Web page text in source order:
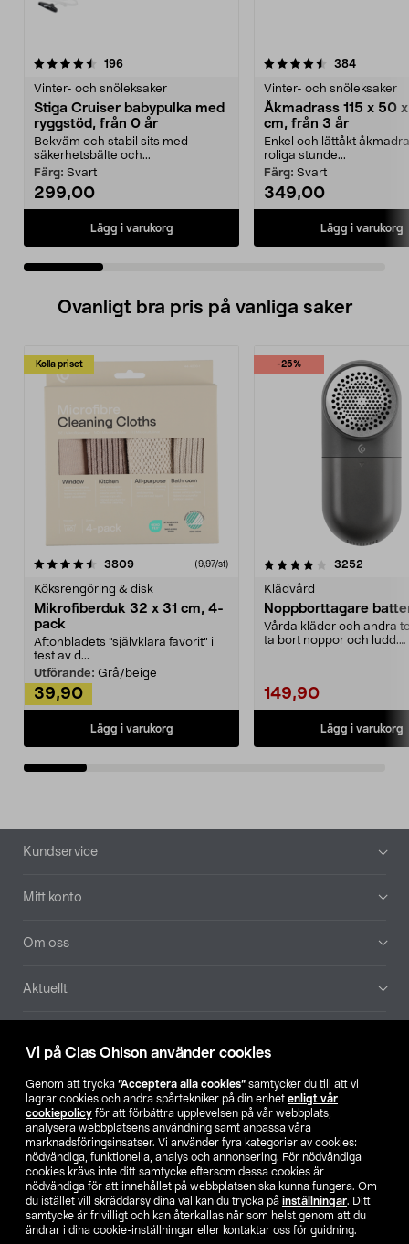
Vi på Clas Ohlson använder cookies
Genom att trycka ”Acceptera alla cookies” samtycker du till att vi
lagrar cookies och andra spårtekniker på din enhet enligt vår
cookiepolicy för att förbättra upplevelsen på vår webbplats,
analysera webbplatsens användning samt anpassa våra
marknadsföringsinsatser. Vi använder fyra kategorier av cookies:
nödvändiga, funktionella, analys och annonsering. För nödvändiga
cookies krävs inte ditt samtycke eftersom dessa cookies är
nödvändiga för att innehållet på webbplatsen ska kunna fungera. Om
du istället vill skräddarsy dina val kan du trycka på inställningar. Ditt
samtycke är frivilligt och kan återkallas när som helst genom att du
ändrar i dina cookie-inställningar eller kontaktar oss för guidning.
196recensioner
Vinter- och snöleksaker
Stiga Cruiser babypulka med
ryggstöd, från 0 år
Bekväm och stabil sits med
säkerhetsbälte och...
Färg: Svart
299,00
Lägg i varukorg
4.5 av 5 stjärnor 384
Vinter- och snöleksaker
Åkmadrass 115 x 50
cm, från 3 år
Enkel och lättåkt
roliga stunde...
Färg: Svart
349,00
Lägg i varukorg
4.0 av 5 stjärnor
Ovanligt bra pris på vanliga saker
Kolla priset
3809recensioner (9,97/st)
Köksrengöring & disk
Mikrofiberduk 32 x 31 cm, 4-
pack
Aftonbladets "självklara favorit” i
test av d...
Utförande: Grå/beige
39,90
Lägg i varukorg
-25%
4.0av 5 stjärnor 3252
Klädvård
Noppborttagare
Vårda kläder och andra
ta bort noppor och ludd.
149,90
Lägg i varukorg
4.5av 5 stjärnor
Sidfot
Kundservice
Mitt konto
Om oss
Aktuellt
Hitta butik
SE NO FI